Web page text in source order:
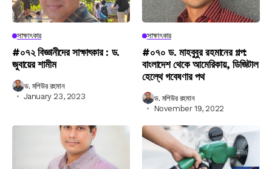
সাক্ষাৎকার
#০৭২ বিজ্ঞানীদের সাক্ষাৎকার : ড.
জুবায়ের শামীম
ড. মশিউর রহমান
January 23, 2023
সাক্ষাৎকার
#০৭০ ড. মাহবুবুর রহমানের গল্প:
বাংলাদেশ থেকে আমেরিকায়, ডিজিটাল
হেল্থে গবেষণার পথ
ড. মশিউর রহমান
November 19, 2022